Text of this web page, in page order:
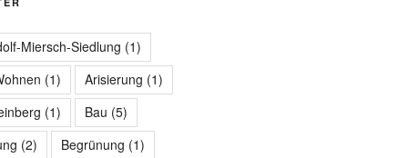
Miersch-Siedlung (1)
(1) Arisierung (1)
(1) Bau (5)
(2) Begrünung (1)